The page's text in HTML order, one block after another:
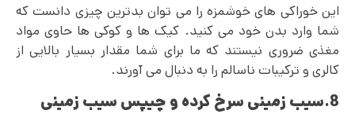
این خوراکی های خوشمزه را می‌ توان بدترین چیزی دانست که
شما وارد بدن خود می کنید. کیک ها و کوکی ها حاوی مواد
مغذی ضروری نیستند که ما برای شما مقدار بسیار بالایی از
کالری و ترکیبات ناسالم را به ‌دنبال می آورند.
8.سیب زمینی سرخ کرده و چیپس سیب زمینی